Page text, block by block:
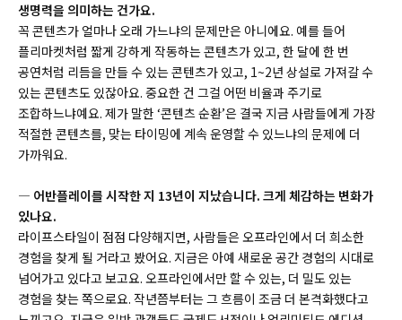
생명력을 의미하는 건가요.
꼭 콘텐츠가 얼마나 오래 가느냐의 문제만은 아니에요. 예를 들어
플리마켓처럼 짧게 강하게 작동하는 콘텐츠가 있고, 한 달에 한 번
공연처럼 리듬을 만들 수 있는 콘텐츠가 있고, 1~2년 상설로 가져갈 수
있는 콘텐츠도 있잖아요. 중요한 건 그걸 어떤 비율과 주기로
조합하느냐예요. 제가 말한 ‘콘텐츠 순환’은 결국 지금 사람들에게 가장
적절한 콘텐츠를, 맞는 타이밍에 계속 운영할 수 있느냐의 문제에 더
가까워요.
― 어반플레이를 시작한 지 13년이 지났습니다. 크게 체감하는 변화가
있나요.
라이프스타일이 점점 다양해지면, 사람들은 오프라인에서 더 희소한
경험을 찾게 될 거라고 봤어요. 지금은 아예 새로운 공간 경험의 시대로
넘어가고 있다고 보고요. 오프라인에서만 할 수 있는, 더 밀도 있는
경험을 찾는 쪽으로요. 작년쯤부터는 그 흐름이 조금 더 본격화했다고